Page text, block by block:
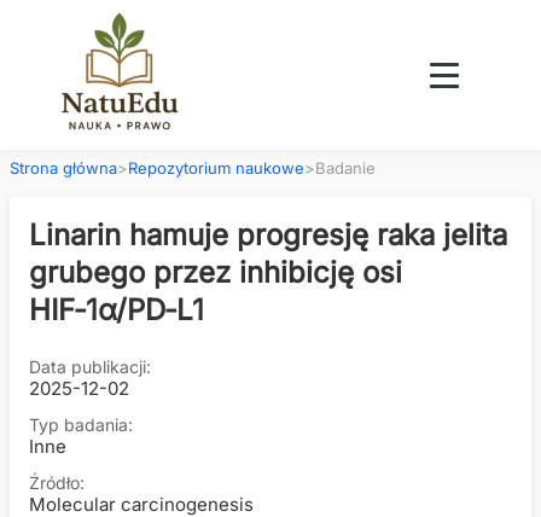
Strona główna>Repozytorium naukowe>Badanie
Linarin hamuje progresję raka jelita
grubego przez inhibicję osi
HIF‑1α/PD‑L1
Data publikacji:
2025-12-02
Typ badania:
Inne
Źródło:
Molecular carcinogenesis